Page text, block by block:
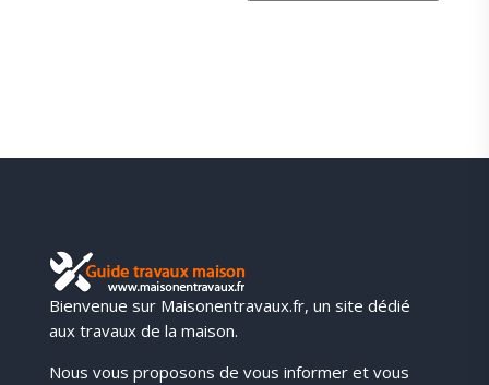
Bienvenue sur Maisonentravaux.fr, un site dédié
aux travaux de la maison.
Nous vous proposons de vous informer et vous